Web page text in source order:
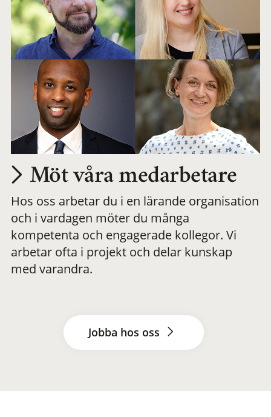
Möt våra medarbetare
Hos oss arbetar du i en lärande organisation
och i vardagen möter du många
kompetenta och engagerade kollegor. Vi
arbetar ofta i projekt och delar kunskap
med varandra.
Jobba hos oss